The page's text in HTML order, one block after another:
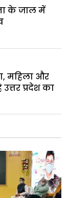
के जाल में
महिला और
प्रदेश का